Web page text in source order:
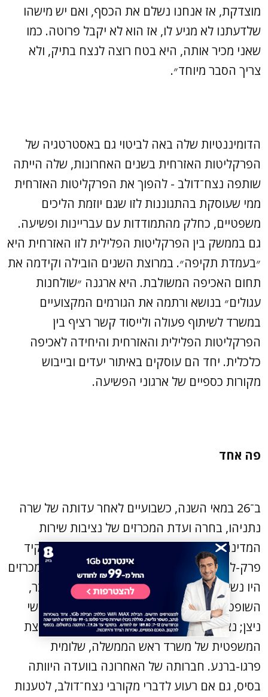
מוצדקת, אז אנחנו נשלם את הכסף, ואם יש מישהו
שלדעתנו לא מגיע לו, אז הוא לא יקבל פרוטה. כמו
שאני מכיר אותה, היא בטח רוצה לנצח בתיק, ולא
צריך הסבר מיוחד״.
הדומיננטיות שלה באה לביטוי גם באסטרטגיה של
הפרקליטות האזרחית בשנים האחרונות, שלה הייתה
שותפה נצח־דולב - להפוך את הפרקליטות האזרחית
ממי שעוסקת בהתגוננות לזו שגם יוזמת הליכים
משפטיים, כחלק מהתמודדות עם עבריינות ופשיעה.
גם בממשק בין הפרקליטות הפלילית לזו האזרחית היא
״בעמדת תקיפה״. במרוצת השנים הובילה וקידמה את
תחום האכיפה המשולבת. היא ארגנה ״שולחנות
עגולים״ בנושא ורתמה את הגורמים המקצועיים
במשרד לשיתוף פעולה ולייסוד קשר רציף בין
הפרקליטות הפלילית והאזרחית והיחידה לאכיפה
כלכלית. יחד הם עוסקים באיתור יעדים ובייבוש
מקורות כספיים של ארגוני הפשיעה.
פה אחד
ב־26 במאי השנה, כשבועיים לאחר עדותה של שרה
נתניהו, בחרה ועדת המכרזים של נציבות שירות
המדינה פה אחד בעו״ד כוכבית נצח־דולב לתפקיד
פרק-ליטת מחוז ירושלים (אזרחי). חברי ועדת המכרזים
היו נשיאת בית המשפט המחוזי בירושלים לשעבר,
השופטת בדימוס מוסיה ארד; פרקליט המדינה, שי
ניצן; נציגת ארגון הפרקליטים, עדי בר טל, והיועצת
המשפטית של משרד ראש הממשלה, שלומית
פרגו-ברנע. חברותה של האחרונה בוועדה היוותה
בסיס, גם אם רעוע לדברי מקורבי נצח־דולב, לטענות